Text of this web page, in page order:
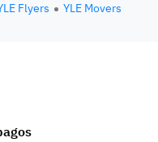
Flyers YLE Movers